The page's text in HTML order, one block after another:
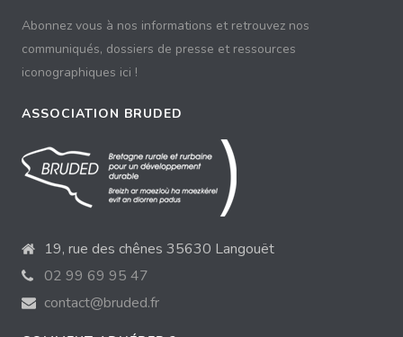
Abonnez vous à nos informations et retrouvez nos
communiqués, dossiers de presse et ressources
iconographiques ici !
ASSOCIATION BRUDED
19, rue des chênes 35630 Langouët
02 99 69 95 47
contact@bruded.fr